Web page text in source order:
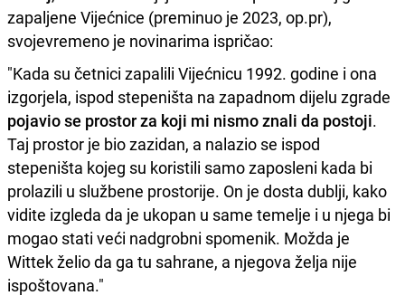
zapaljene Vijećnice (preminuo je 2023, op.pr),
svojevremeno je novinarima ispričao:
"Kada su četnici zapalili Vijećnicu 1992. godine i ona
izgorjela, ispod stepeništa na zapadnom dijelu zgrade
pojavio se prostor za koji mi nismo znali da postoji.
Taj prostor je bio zazidan, a nalazio se ispod
stepeništa kojeg su koristili samo zaposleni kada bi
prolazili u službene prostorije. On je dosta dublji, kako
vidite izgleda da je ukopan u same temelje i u njega bi
mogao stati veći nadgrobni spomenik. Možda je
Wittek želio da ga tu sahrane, a njegova želja nije
ispoštovana."